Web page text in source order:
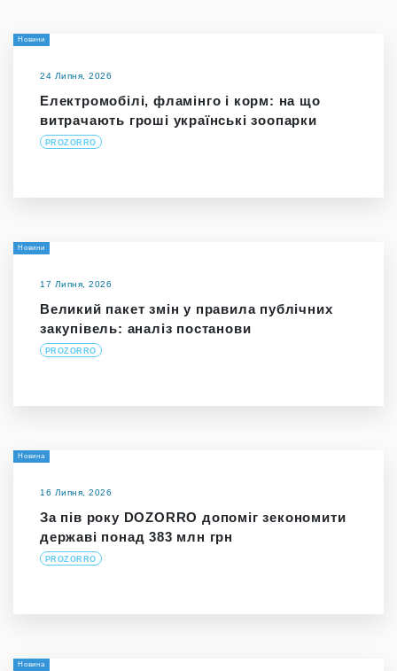
Новини
24 Липня, 2026
Електромобілі, фламінго і корм: на що
витрачають гроші українські зоопарки
PROZORRO
Новини
17 Липня, 2026
Великий пакет змін у правила публічних
закупівель: аналіз постанови
PROZORRO
Новина
16 Липня, 2026
За пів року DOZORRO допоміг зекономити
державі понад 383 млн грн
PROZORRO
Новина